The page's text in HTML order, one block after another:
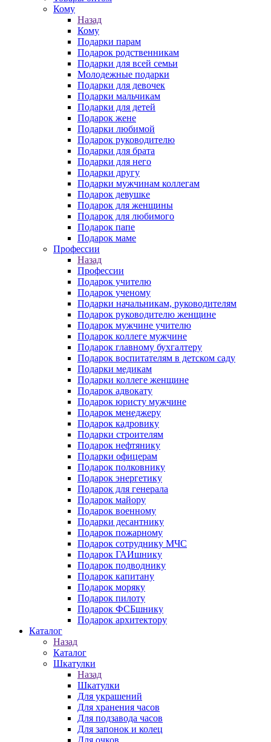
Кому
Назад
Кому
Подарки парам
Подарок родственникам
Подарки для всей семьи
Молодежные подарки
Подарки для девочек
Подарки мальчикам
Подарки для детей
Подарок жене
Подарки любимой
Подарок руководителю
Подарки для брата
Подарки для него
Подарки другу
Подарки мужчинам коллегам
Подарок девушке
Подарок для женщины
Подарок для любимого
Подарок папе
Подарок маме
Профессии
Назад
Профессии
Подарок учителю
Подарок ученому
Подарки начальникам, руководителям
Подарок руководителю женщине
Подарок мужчине учителю
Подарок коллеге мужчине
Подарок главному бухгалтеру
Подарок воспитателям в детском саду
Подарки медикам
Подарки коллеге женщине
Подарок адвокату
Подарок юристу мужчине
Подарок менеджеру
Подарок кадровику
Подарки строителям
Подарок нефтянику
Подарки офицерам
Подарок полковнику
Подарок энергетику
Подарок для генерала
Подарок майору
Подарок военному
Подарки десантнику
Подарок пожарному
Подарок сотруднику МЧС
Подарок ГАИшнику
Подарок подводнику
Подарок капитану
Подарок моряку
Подарок пилоту
Подарок ФСБшнику
Подарок архитектору
Каталог
Назад
Каталог
Шкатулки
Назад
Шкатулки
Для украшений
Для хранения часов
Для подзавода часов
Для запонок и колец
Для очков